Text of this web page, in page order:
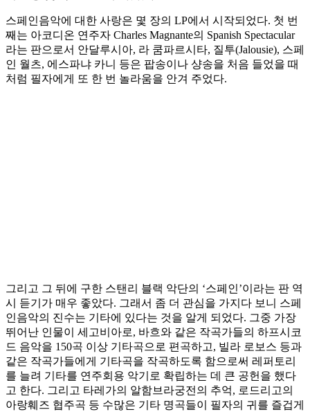
스페인음악에 대한 사랑은 몇 장의 LP에서 시작되었다. 첫 번
째는 아코디온 연주자 Charles Magnante의 Spanish Spectacular
라는 판으로서 안달루시아, 라 쿰파르시타, 질투(Jalousie), 스페
인 월츠, 에스파냐 카니 등은 팝송이나 샹송을 처음 들었을 때
처럼 필자에게 또 한 번 놀라움을 안겨 주었다.
그리고 그 뒤에 구한 스탠리 블랙 악단의 ‘스페인’이라는 판 역
시 듣기가 매우 좋았다. 그래서 좀 더 관심을 가지다 보니 스페
인음악의 진수는 기타에 있다는 것을 알게 되었다. 그중 가장
뛰어난 인물이 세고비아로, 바흐와 같은 작곡가들의 하프시코
드 음악을 150곡 이상 기타곡으로 편곡하고, 빌라 로보스 등과
같은 작곡가들에게 기타곡을 작곡하도록 함으로써 레퍼토리
를 늘려 기타를 연주회용 악기로 확립하는 데 큰 공헌을 했다
고 한다. 그리고 타레가의 알함브라궁전의 추억, 로드리고의
아랑훼즈 협주곡 등 수많은 기타 명곡들이 필자의 귀를 즐겁게